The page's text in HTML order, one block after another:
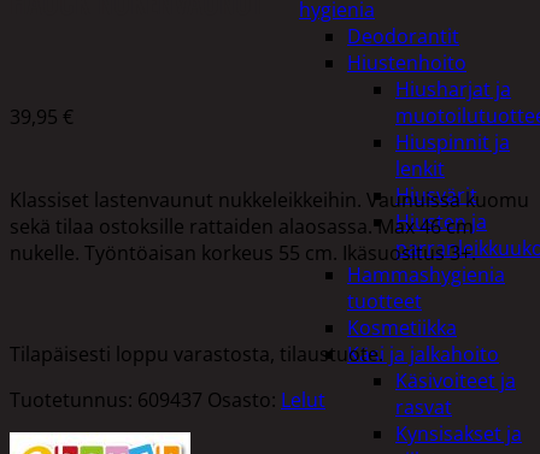
hygienia
Deodorantit
Hiustenhoito
Hiusharjat ja
Hiuspinnit ja
lenkit
Hiusvärit
Hiusten ja
Hammashygienia
tuotteet
Kosmetiikka
Käsi ja jalkahoito
Käsivoiteet ja
rasvat
Kynsisakset ja
39,95 €
Klassiset lastenvaunut nukkeleikkeihin. Vaunuissa kuomu
sekä tilaa ostoksille rattaiden alaosassa. Max 46 cm
nukelle. Työntöaisan korkeus 55 cm. Ikäsuositus 3+.
Tilapäisesti loppu varastosta, tilaustuote.
Tuotetunnus: 609437 Osasto: Lelut